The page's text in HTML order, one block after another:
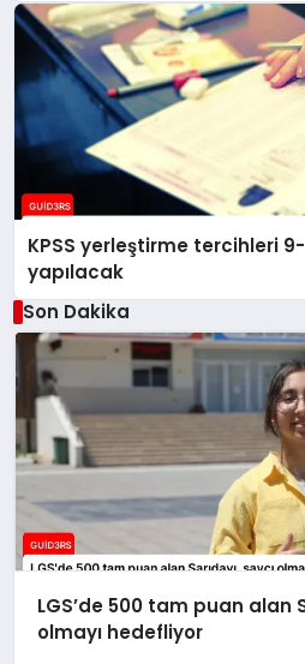
KPSS yerleştirme tercihleri
yapılacak
Son Dakika
LGS’de 500 tam puan alan
olmayı hedefliyor